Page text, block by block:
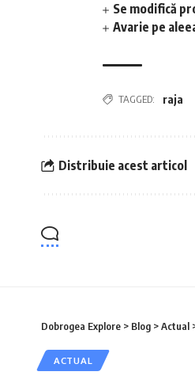
Se modifică
Avarie pe
TAGGED: raja
Distribuie acest articol
Dobrogea Explore > Blog >Actual
ACTUAL